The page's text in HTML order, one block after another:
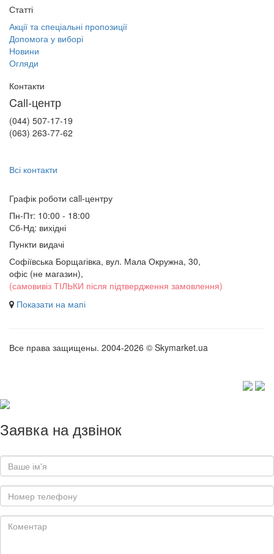
Статті
Акції та спеціальні пропозиції
Допомога у виборі
Новини
Огляди
Контакти
Call-центр
(044) 507-17-19
(063) 263-77-62
Всі контакти
Графік роботи сall-центру
Пн-Пт: 10:00 - 18:00
Сб-Нд: вихідні
Пункти видачі
Софіївська Борщагівка, вул. Мала Окружна, 30,
офіс (не магазин),
(самовивіз ТІЛЬКИ після підтвердження замовлення)
Показати на мапі
Все права защищены. 2004-2026 © Skymarket.ua
Заявка на дзвінок